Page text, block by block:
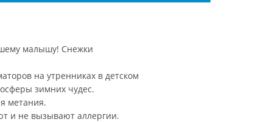
малышу! Снежки
на утренниках в детском
зимних чудес.
метания.
и не вызывают аллергии.